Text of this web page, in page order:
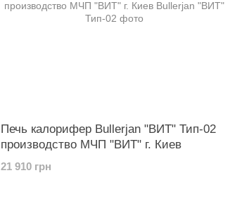
Печь калорифер Bullerjan "ВИТ" Тип-02
производство МЧП "ВИТ" г. Киев
21 910 грн